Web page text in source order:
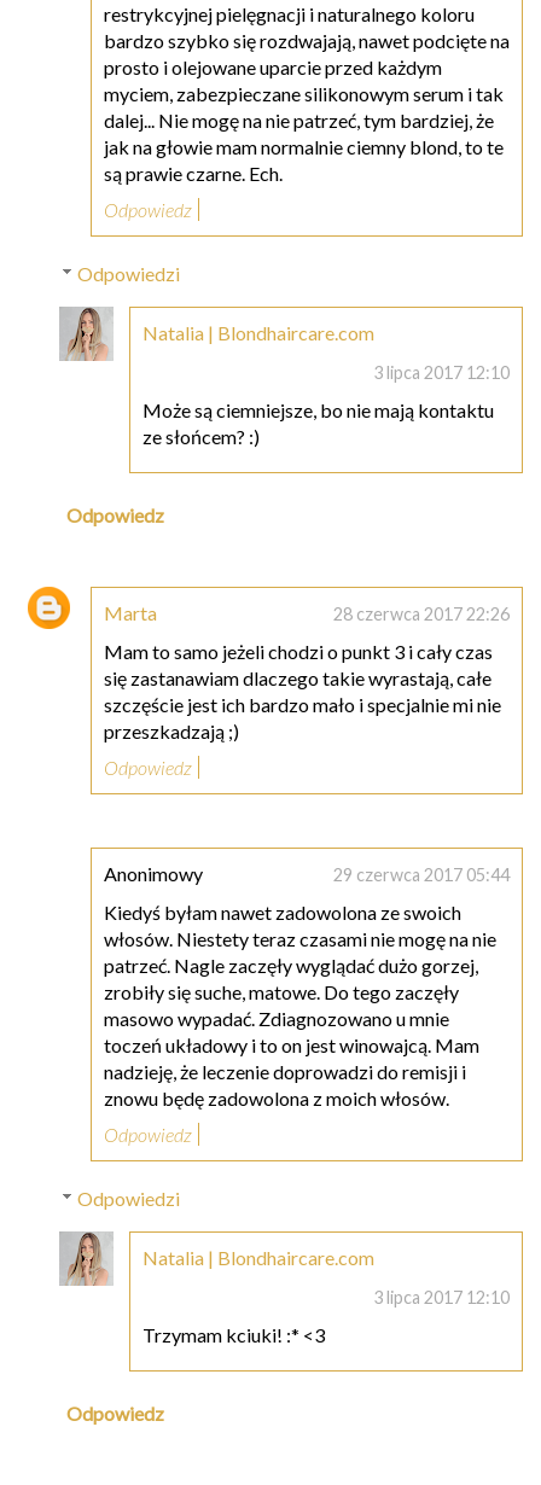
restrykcyjnej pielęgnacji i naturalnego koloru
bardzo szybko się rozdwajają, nawet podcięte na
prosto i olejowane uparcie przed każdym
myciem, zabezpieczane silikonowym serum i tak
dalej... Nie mogę na nie patrzeć, tym bardziej, że
jak na głowie mam normalnie ciemny blond, to te
są prawie czarne. Ech.
Odpowiedz
Odpowiedzi
Natalia | Blondhaircare.com
3 lipca 2017 12:10
Może są ciemniejsze, bo nie mają kontaktu
ze słońcem? :)
Odpowiedz
Marta 28 czerwca 2017 22:26
Mam to samo jeżeli chodzi o punkt 3 i cały czas
się zastanawiam dlaczego takie wyrastają, całe
szczęście jest ich bardzo mało i specjalnie mi nie
przeszkadzają ;)
Odpowiedz
Anonimowy 29 czerwca 2017 05:44
Kiedyś byłam nawet zadowolona ze swoich
włosów. Niestety teraz czasami nie mogę na nie
patrzeć. Nagle zaczęły wyglądać dużo gorzej,
zrobiły się suche, matowe. Do tego zaczęły
masowo wypadać. Zdiagnozowano u mnie
toczeń układowy i to on jest winowajcą. Mam
nadzieję, że leczenie doprowadzi do remisji i
znowu będę zadowolona z moich włosów.
Odpowiedz
Odpowiedzi
Natalia | Blondhaircare.com
3 lipca 2017 12:10
Trzymam kciuki! :* <3
Odpowiedz